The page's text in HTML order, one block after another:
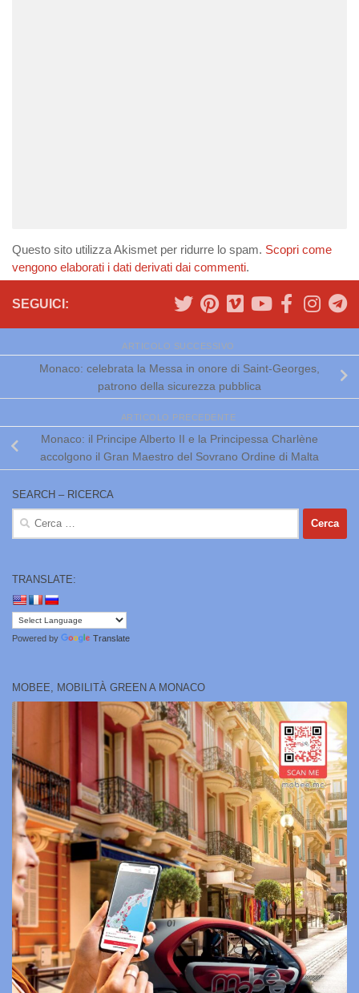
Questo sito utilizza Akismet per ridurre lo spam. Scopri come
vengono elaborati i dati derivati dai commenti.
SEGUICI:
ARTICOLO SUCCESSIVO
Monaco: celebrata la Messa in onore di Saint-Georges,
patrono della sicurezza pubblica
ARTICOLO PRECEDENTE
Monaco: il Principe Alberto II e la Principessa Charlène
accolgono il Gran Maestro del Sovrano Ordine di Malta
SEARCH – RICERCA
Ricerca
TRANSLATE:
Powered by Translate
MOBEE, MOBILITÀ GREEN A MONACO